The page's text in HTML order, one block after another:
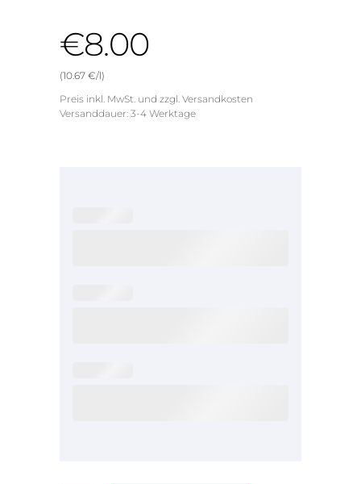
€8.00
(10.67 €/l)
Preis inkl. MwSt. und zzgl. Versandkosten
Versanddauer: 3-4 Werktage